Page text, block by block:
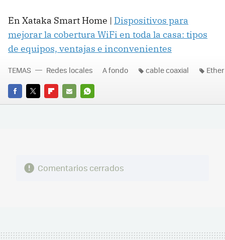
En Xataka Smart Home | Dispositivos para
mejorar la cobertura WiFi en toda la casa: tipos
de equipos, ventajas e inconvenientes
FACEBOOK
TWITTERFLIPBOARD
E-
WHATSAPP
TEMAS Redes locales A fondo cable coaxial
Comentarios cerrados